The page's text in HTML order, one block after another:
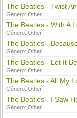
The Beatles - Twist
Género:Other
The Beatles - With A
Género:Other
The Beatles -
Género:Other
The Beatles - Let It Be
Género:Other
The Beatles - All My
Género:Other
The Beatles - I Saw
Género:Other